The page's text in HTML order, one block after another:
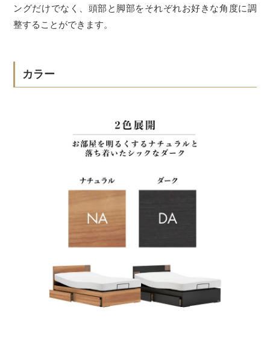
ングだけでなく、頭部と脚部をそれぞれお好きな角度に調
整することができます。
カラー